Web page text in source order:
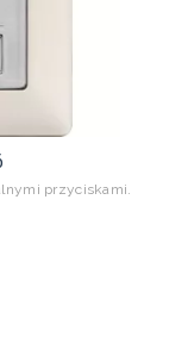
przyciskami.